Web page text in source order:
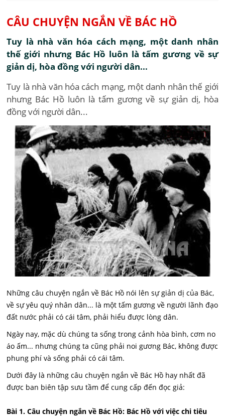
CÂU CHUYỆN NGẮN VỀ BÁC HỒ
Tuy là nhà văn hóa cách mạng, một danh nhân
thế giới nhưng Bác Hồ luôn là tấm gương về sự
giản dị, hòa đồng với người dân...
Tuy là nhà văn hóa cách mạng, một danh nhân thế giới
nhưng Bác Hồ luôn là tấm gương về sự giản dị, hòa
đồng với người dân...
Những câu chuyện ngắn về Bác Hồ nói lên sự giản dị của Bác,
về sự yêu quý nhân dân... là một tấm gương về người lãnh đạo
đất nước phải có cái tâm, phải hiểu được lòng dân.
Ngày nay, mặc dù chúng ta sống trong cảnh hòa bình, cơm no
áo ấm... nhưng chúng ta cũng phải noi gương Bác, không được
phung phí và sống phải có cái tâm.
Dưới đây là những câu chuyện ngắn về Bác Hồ hay nhất đã
được ban biên tập sưu tầm để cung cấp đến đọc giả:
Bài 1. Câu chuyện ngắn về Bác Hồ: Bác Hồ với việc chi tiêu